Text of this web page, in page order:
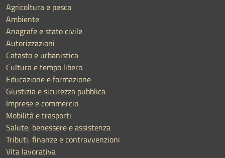
Agricoltura e pesca
Ambiente
Anagrafe e stato civile
Autorizzazioni
Catasto e urbanistica
Cultura e tempo libero
Educazione e formazione
Giustizia e sicurezza pubblica
Imprese e commercio
Mobilità e trasporti
Salute, benessere e assistenza
Tributi, finanze e contravvenzioni
Vita lavorativa